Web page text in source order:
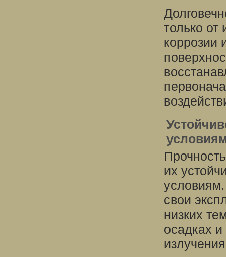
только от
коррозии
их
свои
низких
осадках и